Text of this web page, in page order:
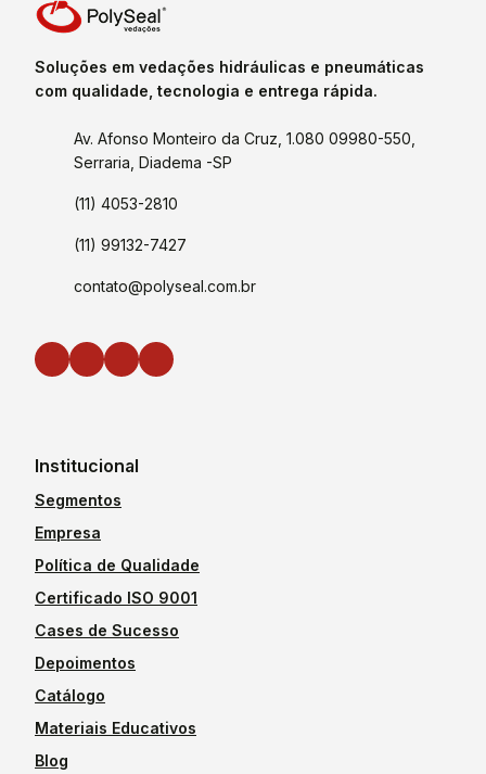
Soluções em vedações hidráulicas e pneumáticas
com qualidade, tecnologia e entrega rápida.
Av. Afonso Monteiro da Cruz, 1.080 09980-550,
Serraria, Diadema -SP
(11) 4053-2810
(11) 99132-7427
contato@polyseal.com.br
Institucional
Segmentos
Empresa
Política de Qualidade
Certificado ISO 9001
Cases de Sucesso
Depoimentos
Catálogo
Materiais Educativos
Blog